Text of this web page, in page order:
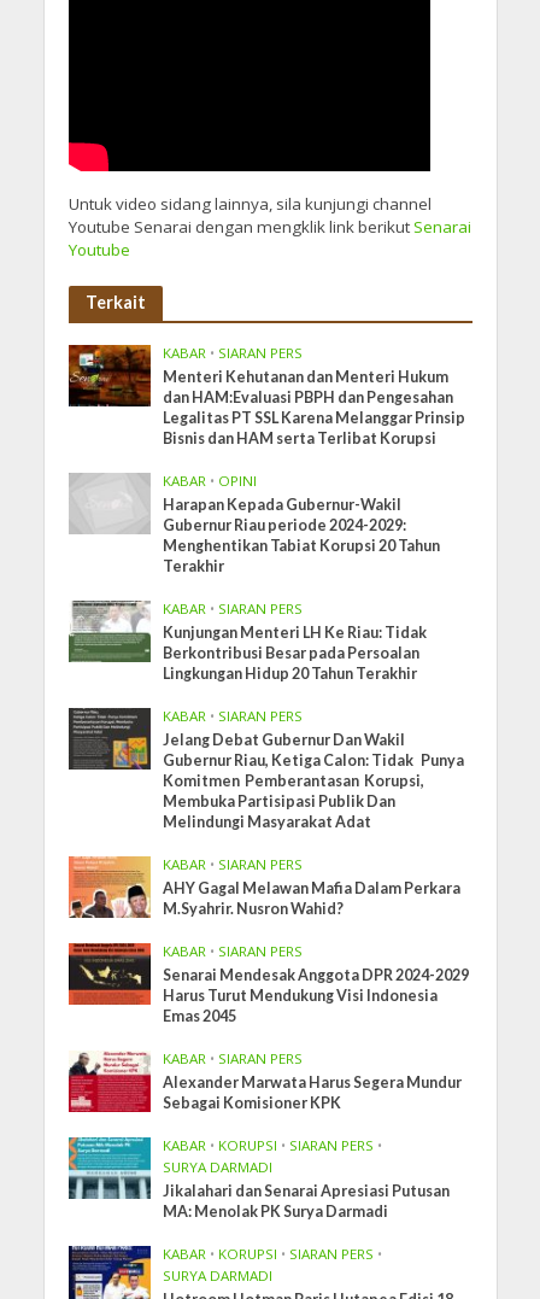
Untuk video sidang lainnya, sila kunjungi channel
Youtube Senarai dengan mengklik link berikutSenarai
Youtube
Terkait
KABAR • SIARAN PERS
Menteri Kehutanan dan Menteri Hukum
dan HAM:Evaluasi PBPH dan Pengesahan
Legalitas PT SSL Karena Melanggar Prinsip
Bisnis dan HAM serta Terlibat Korupsi
KABAR • OPINI
Harapan Kepada Gubernur-Wakil
Gubernur Riau periode 2024-2029:
Menghentikan Tabiat Korupsi 20 Tahun
Terakhir
KABAR • SIARAN PERS
Kunjungan Menteri LH Ke Riau: Tidak
Berkontribusi Besar pada Persoalan
Lingkungan Hidup 20 Tahun Terakhir
KABAR • SIARAN PERS
Jelang Debat Gubernur Dan Wakil
Gubernur Riau, Ketiga Calon: Tidak Punya
Komitmen Pemberantasan Korupsi,
Membuka Partisipasi Publik Dan
Melindungi Masyarakat Adat
KABAR • SIARAN PERS
AHY Gagal Melawan Mafia Dalam Perkara
M.Syahrir. Nusron Wahid?
KABAR • SIARAN PERS
Senarai Mendesak Anggota DPR 2024-2029
Harus Turut Mendukung Visi Indonesia
Emas 2045
KABAR • SIARAN PERS
Alexander Marwata Harus Segera Mundur
Sebagai Komisioner KPK
KABAR • KORUPSI • SIARAN PERS •
SURYA DARMADI
Jikalahari dan Senarai Apresiasi Putusan
MA: Menolak PK Surya Darmadi
KABAR • KORUPSI • SIARAN PERS •
SURYA DARMADI